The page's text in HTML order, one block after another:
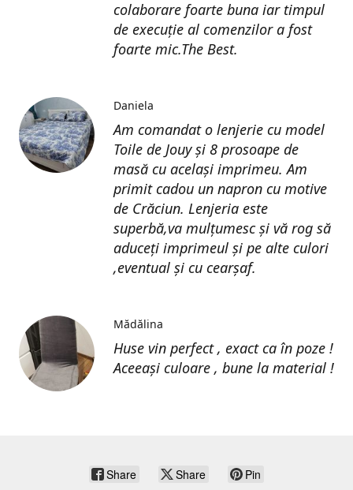
colaborare foarte buna iar timpul
de execuție al comenzilor a fost
foarte mic.The Best.
Am comandat o lenjerie cu model
Toile de Jouy și 8 prosoape de
masă cu același imprimeu. Am
primit cadou un napron cu motive
de Crăciun. Lenjeria este
superbă,va mulțumesc și vă rog să
aduceți imprimeul și pe alte culori
,eventual și cu cearșaf.
Daniela
Huse vin perfect , exact ca în poze !
Aceeași culoare , bune la material !
Mădălina
Share Share Pin